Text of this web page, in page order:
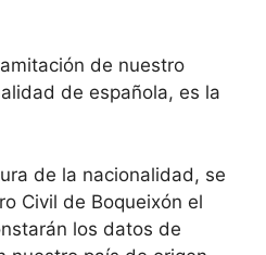
de nuestro
de española, es la
de la nacionalidad, se
Civil de Boqueixón el
los datos de